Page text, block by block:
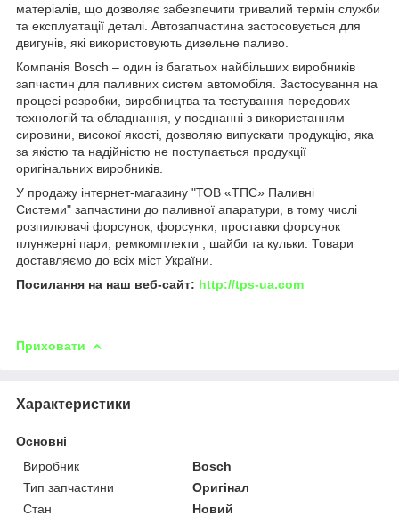
матеріалів, що дозволяє забезпечити тривалий термін служби
та експлуатації деталі. Автозапчастина застосовується для
двигунів, які використовують дизельне паливо.
Компанія Bosch – один із багатьох найбільших виробників
запчастин для паливних систем автомобіля. Застосування на
процесі розробки, виробництва та тестування передових
технологій та обладнання, у поєднанні з використанням
сировини, високої якості, дозволяю випускати продукцію, яка
за якістю та надійністю не поступається продукції
оригінальних виробників.
У продажу інтернет-магазину "ТОВ «ТПС» Паливні
Системи" запчастини до паливної апаратури, в тому числі
розпилювачі форсунок, форсунки, проставки форсунок
плунжерні пари, ремкомплекти , шайби та кульки. Товари
доставляємо до всіх міст України.
Посилання на наш веб-сайт: http://tps-ua.com
Приховати
Характеристики
Основні
Виробник
Bosch
Тип запчастини
Оригінал
Стан
Новий